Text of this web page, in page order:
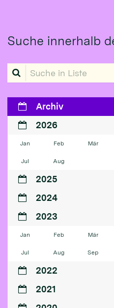
Suche innerhalb
Suche in Liste
Archiv
2026
Jan Feb Mär
Jul Aug
2025
2024
2023
Jan Feb Mär
Jul Aug Sep
2022
2021